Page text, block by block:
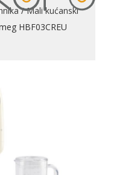
/Mali kućanski
HBF03CREU